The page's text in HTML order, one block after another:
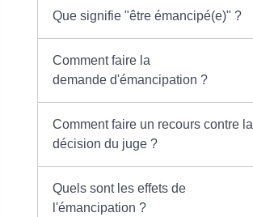
Que signifie "être émancipé(e)" ?
Comment faire la
demande d'émancipation ?
Comment faire un recours contre la
décision du juge ?
Quels sont les effets de
l'émancipation ?